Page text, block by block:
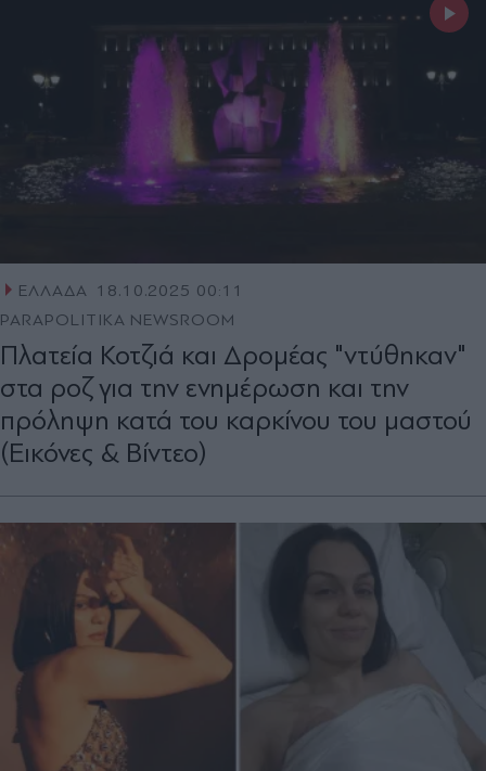
ΕΛΛΑΔΑ 18.10.2025 00:11
PARAPOLITIKA NEWSROOM
Πλατεία Κοτζιά και Δρομέας "ντύθηκαν"
στα ροζ για την ενημέρωση και την
πρόληψη κατά του καρκίνου του μαστού
(Εικόνες & Βίντεο)